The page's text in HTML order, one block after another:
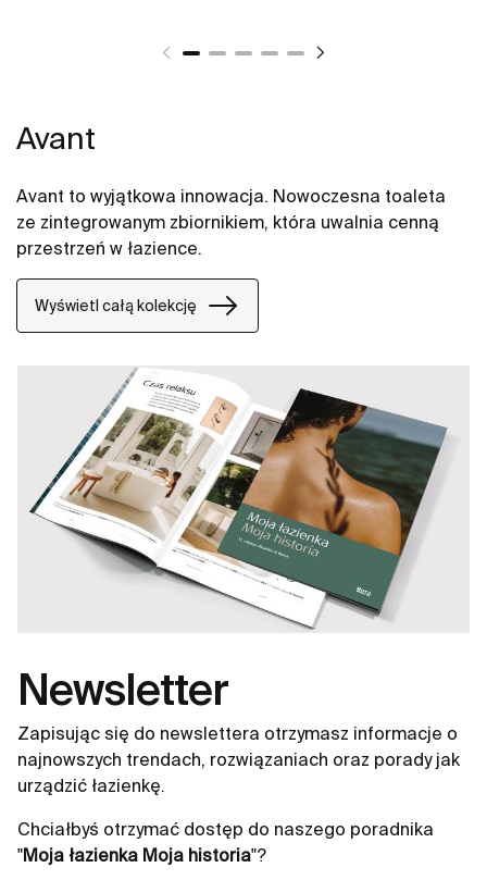
Avant
Avant to wyjątkowa innowacja. Nowoczesna toaleta
ze zintegrowanym zbiornikiem, która uwalnia cenną
przestrzeń w łazience.
Wyświetl całą kolekcję
Newsletter
Zapisując się do newslettera otrzymasz informacje o
najnowszych trendach, rozwiązaniach oraz porady jak
urządzić łazienkę.
Chciałbyś otrzymać dostęp do naszego poradnika
"Moja łazienka Moja historia"?